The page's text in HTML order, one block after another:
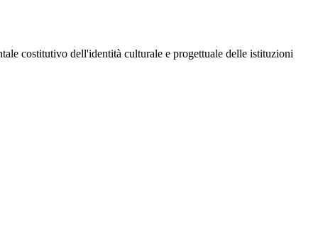
costitutivo dell'identità culturale e progettuale delle istituzioni